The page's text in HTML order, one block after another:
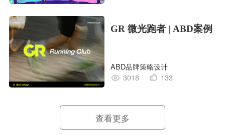
GR 微光跑者 | ABD案例
ABD品牌策略设计
3018
133
查看更多